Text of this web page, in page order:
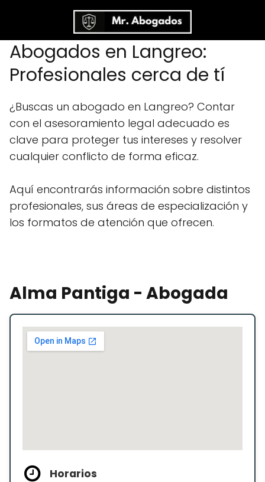
Abogados en Langreo:
Profesionales cerca de tí
¿Buscas un abogado en Langreo? Contar
con el asesoramiento legal adecuado es
clave para proteger tus intereses y resolver
cualquier conflicto de forma eficaz.
Aquí encontrarás información sobre distintos
profesionales, sus áreas de especialización y
los formatos de atención que ofrecen.
Alma Pantiga - Abogada
Horarios